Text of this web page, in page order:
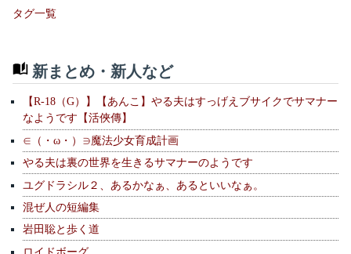
タグ一覧
新まとめ・新人など
【R-18（G）】【あんこ】やる夫はすっげえブサイクでサマナー
なようです【活俠傳】
∈（・ω・）∋魔法少女育成計画
やる夫は裏の世界を生きるサマナーのようです
ユグドラシル２、あるかなぁ、あるといいなぁ。
混ぜ人の短編集
岩田聡と歩く道
ロイドボーグ